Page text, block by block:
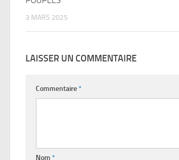
3 MARS 2025
LAISSER UN COMMENTAIRE
Commentaire*
Nom *